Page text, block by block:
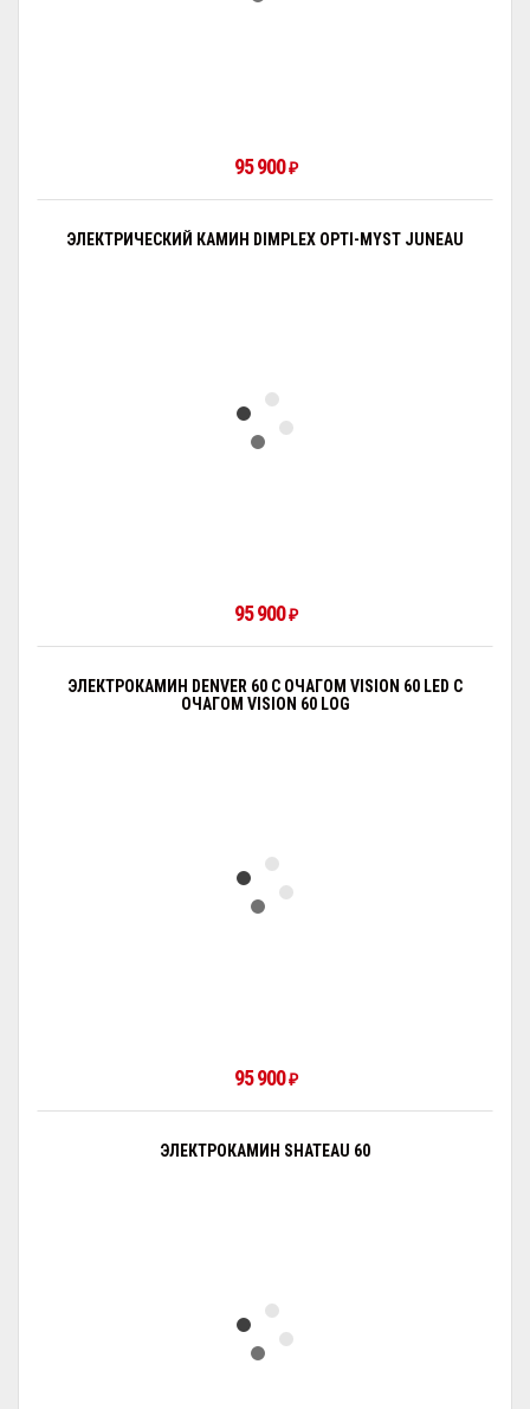
95 900₽
ЭЛЕКТРИЧЕСКИЙ КАМИН DIMPLEX OPTI-MYST JUNEAU
95 900₽
ЭЛЕКТРОКАМИН DENVER 60 С ОЧАГОМ VISION 60 LED С
ОЧАГОМ VISION 60 LOG
95 900₽
ЭЛЕКТРОКАМИН SHATEAU 60